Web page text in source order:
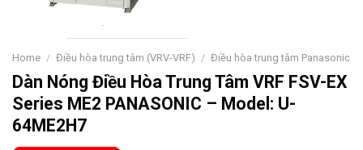
Home / Điều hòa trung tâm (VRV-VRF) / Điều hòa trung tâm Panasonic
Dàn Nóng Điều Hòa Trung Tâm VRF FSV-EX
Series ME2 PANASONIC – Model: U-
64ME2H7